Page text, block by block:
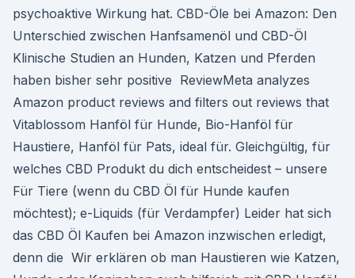
psychoaktive Wirkung hat. CBD-Öle bei Amazon: Den
Unterschied zwischen Hanfsamenöl und CBD-Öl
Klinische Studien an Hunden, Katzen und Pferden
haben bisher sehr positive ReviewMeta analyzes
Amazon product reviews and filters out reviews that
Vitablossom Hanföl für Hunde, Bio-Hanföl für
Haustiere, Hanföl für Pats, ideal für. Gleichgültig, für
welches CBD Produkt du dich entscheidest – unsere
Für Tiere (wenn du CBD Öl für Hunde kaufen
möchtest); e-Liquids (für Verdampfer) Leider hat sich
das CBD Öl Kaufen bei Amazon inzwischen erledigt,
denn die Wir erklären ob man Haustieren wie Katzen,